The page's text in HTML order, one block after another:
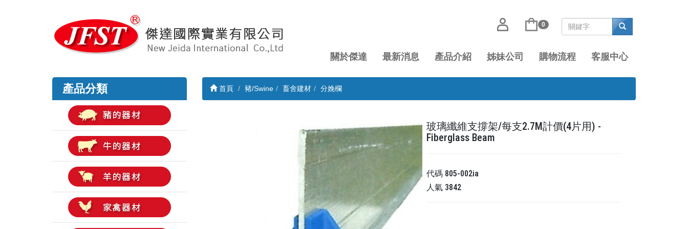
0
關於傑達 最新消息 產品介紹 姊妹公司 購物流程 客服中心
產品分類 首頁 豬/Swine 畜舍建材 分娩欄
玻璃纖維支撐架/每支2.7M計價(4片用) -
Fiberglass Beam
代碼 805-002ia
人氣 3842